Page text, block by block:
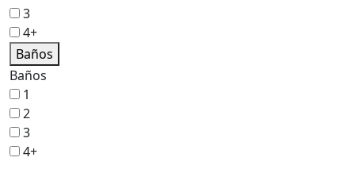
3
4+
Baños
Baños
1
2
3
4+